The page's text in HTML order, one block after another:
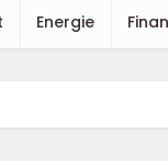
Energie